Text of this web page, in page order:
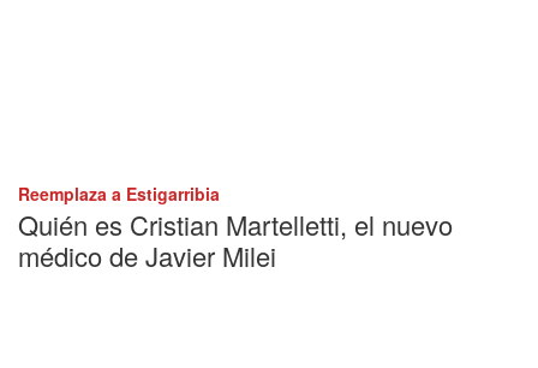
Reemplaza a Estigarribia
Quién es Cristian Martelletti, el nuevo
médico de Javier Milei